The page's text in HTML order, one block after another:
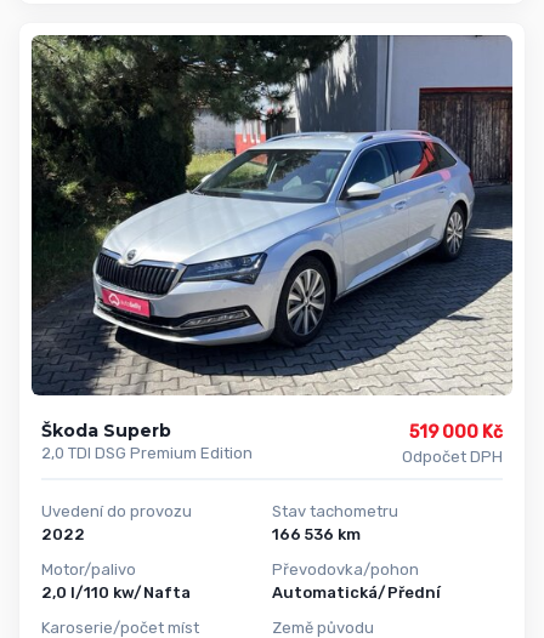
Škoda Superb
2,0 TDI DSG Premium Edition
519 000 Kč
Odpočet DPH
Uvedení do provozu
2022
Motor/palivo
2,0 l/110 kw/Nafta
Karoserie/počet míst
Stav tachometru
166 536 km
Převodovka/pohon
Automatická/Přední
Země původu